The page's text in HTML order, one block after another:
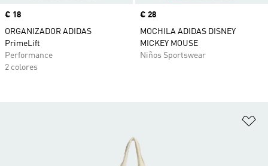
Precio
€ 18
ORGANIZADOR ADIDAS
PrimeLift
Performance
2 colores
Precio
€ 28
MOCHILA ADIDAS DISNEY
MICKEY MOUSE
Niños Sportswear